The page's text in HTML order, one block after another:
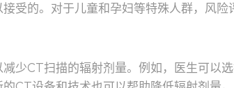
受的。对于儿童和孕妇等特殊人群，风险
少CT扫描的辐射剂量。例如，医生可以